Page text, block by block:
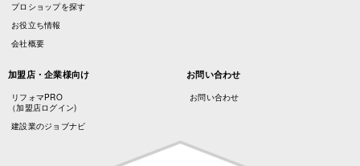
プロショップを探す
お役立ち情報
会社概要
加盟店・企業様向け
リフォマPRO
（加盟店ログイン)
建設業のジョブナビ
お問い合わせ
お問い合わせ